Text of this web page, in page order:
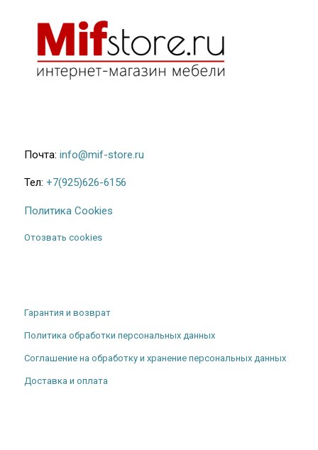
Почта: info@mif-store.ru
Тел: +7(925)626-6156
Политика Cookies
Отозвать cookies
Гарантия и возврат
Политика обработки персональных данных
Соглашение на обработку и хранение персональных данных
Доставка и оплата